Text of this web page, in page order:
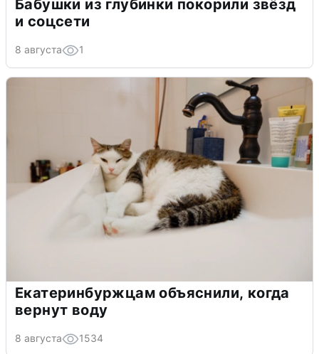
Бабушки из глубинки покорили звёзд
и соцсети
8 августа 1
Екатеринбуржцам объяснили, когда
вернут воду
8 августа 1534